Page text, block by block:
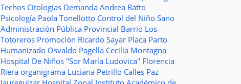
Techos Citologías Demanda Andrea Ratto
Psicología Paola Tonellotto Control del Niño Sano
Administración Pública Provincial Barrio Los
Totoreros Promoción Ricardo Sayar Placa Parto
Humanizado Osvaldo Pagella Cecilia Montagna
Hospital De Niños "Sor María Ludovica" Florencia
Riera organigrama Luciana Petrillo Calles Paz